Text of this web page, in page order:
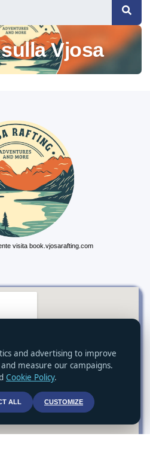
Vjosa
visita book.vjosarafting.com
and advertising to improve
measure our campaigns.
Cookie Policy.
ALL CUSTOMIZE